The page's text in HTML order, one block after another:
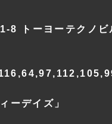
8 トーヨーテクノビ
ーデイズ」